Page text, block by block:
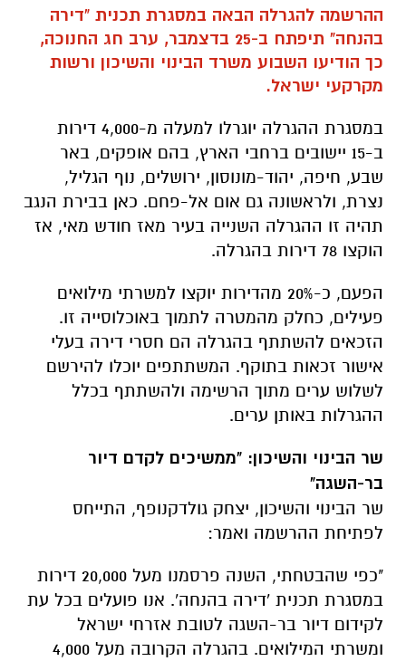
ההרשמה להגרלה הבאה במסגרת תכנית "דירה
בהנחה" תיפתח ב-25 בדצמבר, ערב חג החנוכה,
כך הודיעו השבוע משרד הבינוי והשיכון ורשות
מקרקעי ישראל.
במסגרת ההגרלה יוגרלו למעלה מ-4,000 דירות
ב-15 יישובים ברחבי הארץ, בהם אופקים, באר
שבע, חיפה, יהוד-מונוסון, ירושלים, נוף הגליל,
נצרת, ולראשונה גם אום אל-פחם. כאן בבירת הנגב
תהיה זו ההגרלה השנייה בעיר מאז חודש מאי, אז
הוקצו 78 דירות בהגרלה.
הפעם, כ-20% מהדירות יוקצו למשרתי מילואים
פעילים, כחלק מהמטרה לתמוך באוכלוסייה זו.
הזכאים להשתתף בהגרלה הם חסרי דירה בעלי
אישור זכאות בתוקף. המשתתפים יוכלו להירשם
לשלוש ערים מתוך הרשימה ולהשתתף בכלל
ההגרלות באותן ערים.
שר הבינוי והשיכון: "ממשיכים לקדם דיור
בר-השגה"
שר הבינוי והשיכון, יצחק גולדקנופף, התייחס
לפתיחת ההרשמה ואמר:
"כפי שהבטחתי, השנה פרסמנו מעל 20,000 דירות
במסגרת תכנית 'דירה בהנחה'. אנו פועלים בכל עת
לקידום דיור בר-השגה לטובת אזרחי ישראל
ומשרתי המילואים. בהגרלה הקרובה מעל 4,000